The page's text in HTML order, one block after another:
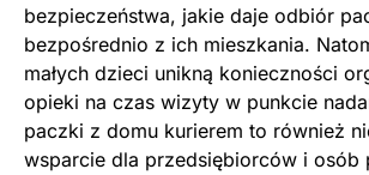
bezpieczeństwa, jakie daje odbiór
bezpośrednio z ich mieszkania.
małych dzieci unikną konieczności
opieki na czas wizyty w punkcie
paczki z domu kurierem to również
wsparcie dla przedsiębiorców i osób